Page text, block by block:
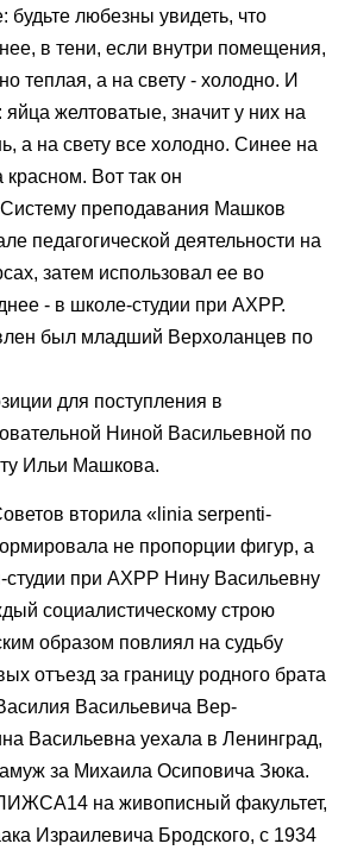
будьте любезны увидеть, что
в тени, если внутри помещения,
теплая, а на свету - холодно. И
желтоватые, значит у них на
а на свету все холодно. Синее на
Вот так он
преподавания Машков
педагогической деятельности на
затем использовал ее во
- в школе-студии при АХРР.
был младший Верхоланцев по
для поступления в
Ниной Васильевной по
Ильи Машкова.
вторила «linia serpenti-
не пропорции фигур, а
при АХРР Нину Васильевну
социалистическому строю
образом повлиял на судьбу
отъезд за границу родного брата
Васильевича Вер-
Васильевна уехала в Ленинград,
за Михаила Осиповича Зюка.
на живописный факультет,
Израилевича Бродского, с 1934